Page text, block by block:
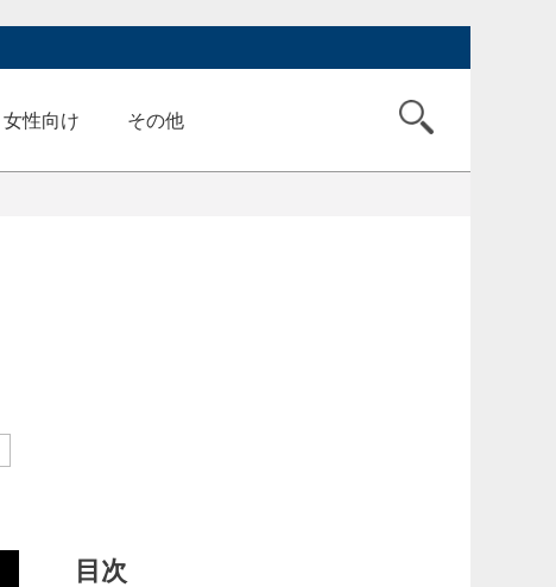
女性向け その他
目次